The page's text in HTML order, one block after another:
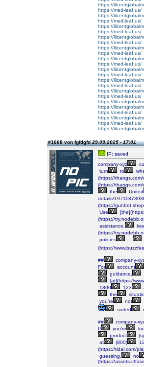
https://
https://med-leaf.us/
https://
https://med-leaf.us/
https://
https://med-leaf.us/
https://
https://med-leaf.us/
https://
https://med-leaf.us/
https://
https://med-leaf.us/
https://
https://med-leaf.us/
https://
https://med-leaf.us/
https://
https://med-leaf.us/
https://
https://
https://med-leaf.us/
https://
https://med-leaf.us/
https://
#1668 von fgfdgfd29.09.2025 - 17:01
IP: saved
company-xyz
turn
to
(https://
(https://
the
United
details/
(https://
Use
(https://
assistance,
(https://
policies
—
(https://
##
company-
For
account
guidance,
[at](https://
1800
123
the
you’re
not
sorted
##
company-
If
you’re
product
at
(800)
(https://tidal.com/
guessing,
no
(https://